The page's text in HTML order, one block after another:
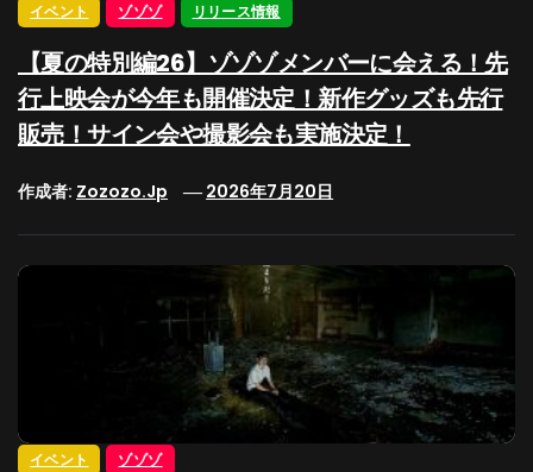
イベント ゾゾゾ リリース情報
【夏の特別編26】ゾゾゾメンバーに会える！先
行上映会が今年も開催決定！新作グッズも先行
販売！サイン会や撮影会も実施決定！
作成者: Zozozo.jp 2026年7月20日
イベント ゾゾゾ